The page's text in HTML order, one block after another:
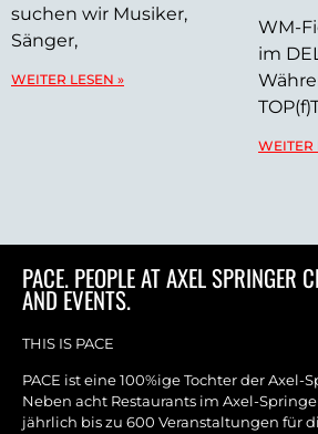
suchen wir Musiker,
Sänger,
WEITER LESEN »
WM-
im
WEITER
PACE. PEOPLE AT AXEL SPRINGER
AND EVENTS.
THIS IS PACE
PACE ist eine 100%ige Tochter der Axel-
Neben acht Restaurants im Axel-
jährlich bis zu 600 Veranstaltungen für